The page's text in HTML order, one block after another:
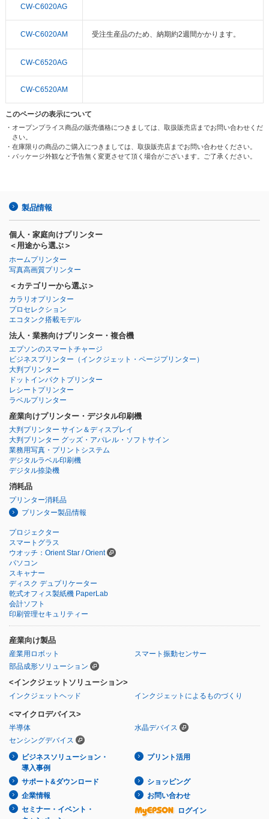
CW-C6020AG
CW-C6020AM 受注生産品のため、納期約2週間かかります。
CW-C6520AG
CW-C6520AM
このページの表示について
・オープンプライス商品の販売価格につきましては、取扱販売店までお問い合わせくだ
さい。
・在庫限りの商品のご購入につきましては、取扱販売店までお問い合わせください。
・パッケージ外観など予告無く変更させて頂く場合がございます。ご了承ください。
製品情報
個人・家庭向けプリンター
＜用途から選ぶ＞
ホームプリンター
写真高画質プリンター
＜カテゴリーから選ぶ＞
カラリオプリンター
プロセレクション
エコタンク搭載モデル
法人・業務向けプリンター・複合機
エプソンのスマートチャージ
ビジネスプリンター （インクジェット・ページプリンター）
大判プリンター
ドットインパクトプリンター
レシートプリンター
ラベルプリンター
産業向けプリンター・デジタル印刷機
大判プリンター サイン＆ディスプレイ
大判プリンター グッズ・アパレル・ソフトサイン
業務用写真・プリントシステム
デジタルラベル印刷機
デジタル捺染機
消耗品
プリンター消耗品
プリンター製品情報
プロジェクター
スマートグラス
ウオッチ：Orient Star / Orient
パソコン
スキャナー
ディスク デュプリケーター
乾式オフィス製紙機 PaperLab
会計ソフト
印刷管理セキュリティー
産業向け製品
産業用ロボット
スマート振動センサー
部品成形ソリューション
<インクジェットソリューション>
インクジェットヘッド インクジェットによるものづくり
<マイクロデバイス>
半導体
水晶デバイス
センシングデバイス
ビジネスソリューション・
導入事例
プリント活用
サポート&ダウンロード
ショッピング
企業情報
お問い合わせ
セミナー・イベント・
ログイン